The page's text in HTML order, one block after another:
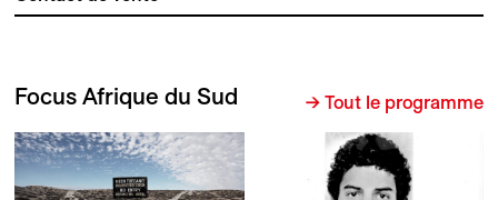
Focus Afrique du Sud → Tout le programme